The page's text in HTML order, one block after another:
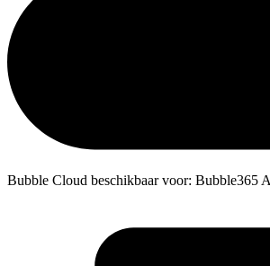
Bubble Cloud beschikbaar voor: Bubble365